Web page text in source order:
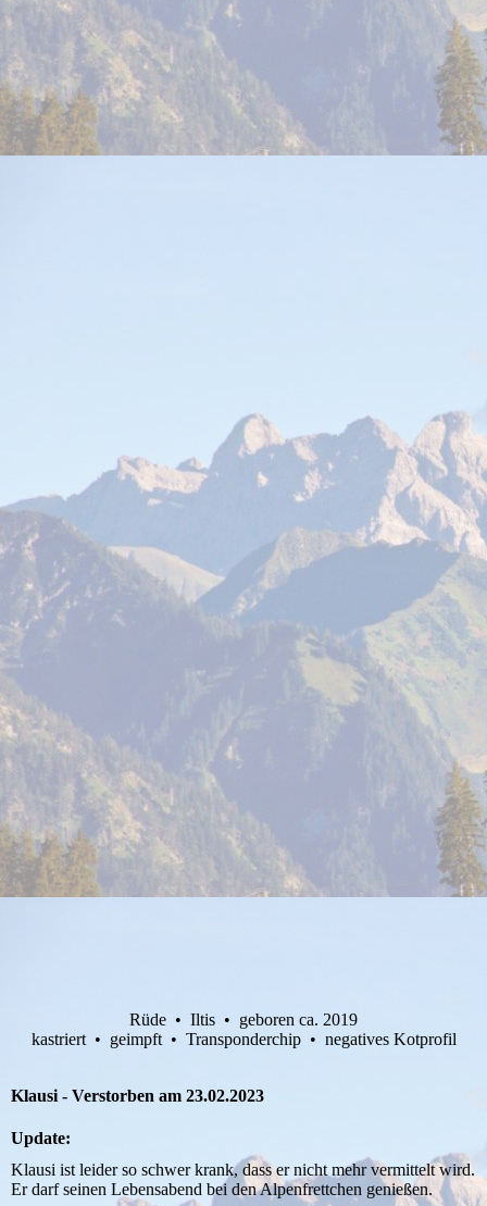
Rüde • Iltis • geboren ca. 2019
kastriert • geimpft • Transponderchip • negatives Kotprofil
Klausi - Verstorben am 23.02.2023
Update:
Klausi ist leider so schwer krank, dass er nicht mehr vermittelt wird.
Er darf seinen Lebensabend bei den Alpenfrettchen genießen.